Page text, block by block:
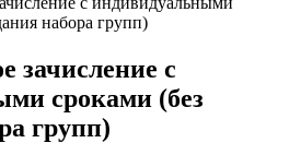
набора групп)
зачисление с
сроками (без
групп)